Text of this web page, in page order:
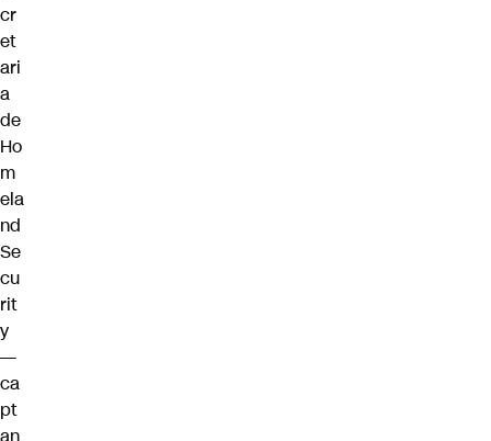
cr
et
ari
a
de
Ho
m
ela
nd
Se
cu
rit
y
—
ca
pt